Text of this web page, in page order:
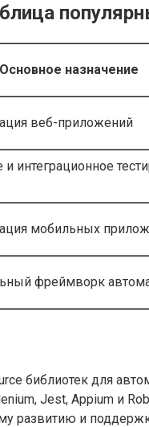
Основное назначение
веб-приложений
интеграционное
мобильных
фреймворк
библиотек для
Jest, Appium и
развитию и